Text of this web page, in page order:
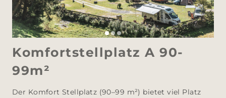
Komfortstellplatz A 90-
99m²
Der Komfort Stellplatz (90–99 m²) bietet viel Platz